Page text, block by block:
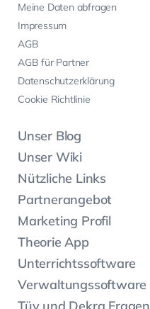
Meine Daten abfragen
Impressum
AGB
AGB für Partner
Datenschutzerklärung
Cookie Richtlinie
Unser Blog
Unser Wiki
Nützliche Links
Partnerangebot
Marketing Profil
Theorie App
Unterrichtssoftware
Verwaltungssoftware